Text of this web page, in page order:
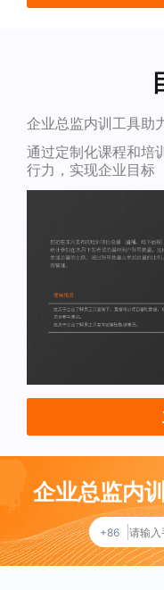
企业总监内训工具助
通过定制化课程和培
行力，实现企业目标
企业总监内
+86